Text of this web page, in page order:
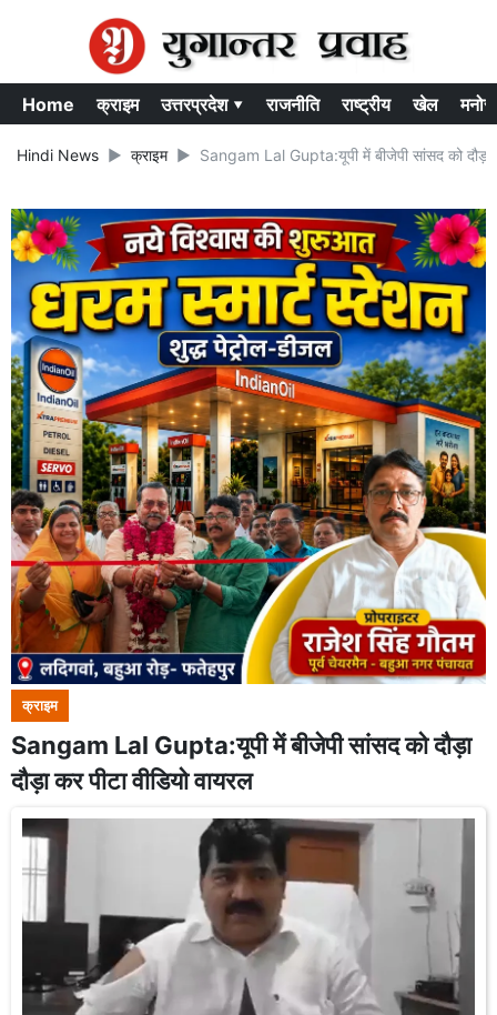
Home क्राइम उत्तरप्रदेश ▾ राजनीति राष्ट्रीय खेल
Hindi News क्राइम Sangam Lal Gupta:यूपी में बीजेपी सांसद को दौड़ा
क्राइम
Sangam Lal Gupta:यूपी में बीजेपी सांसद को दौड़ा
दौड़ा कर पीटा वीडियो वायरल